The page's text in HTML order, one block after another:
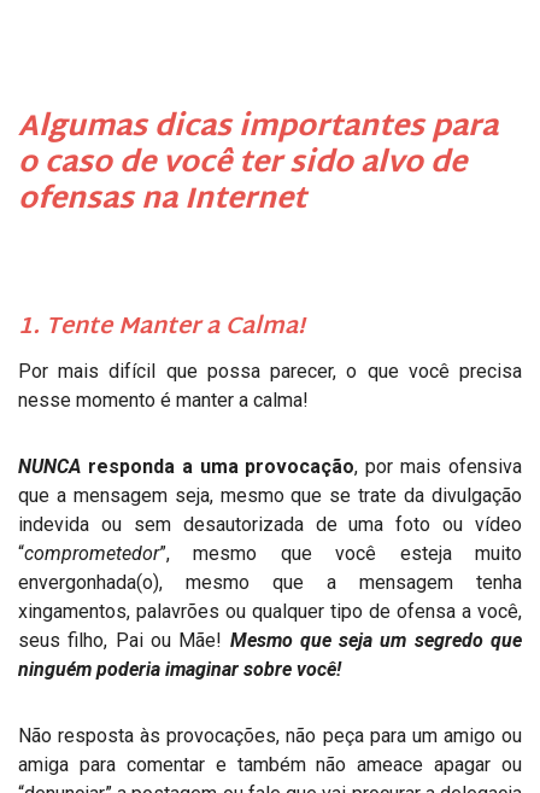
Algumas dicas importantes para
o caso de você ter sido alvo de
ofensas na Internet
1. Tente Manter a Calma!
Por mais difícil que possa parecer, o que você precisa
nesse momento é manter a calma!
NUNCA responda a uma provocação, por mais ofensiva
que a mensagem seja, mesmo que se trate da divulgação
indevida ou sem desautorizada de uma foto ou vídeo
“comprometedor”, mesmo que você esteja muito
envergonhada(o), mesmo que a mensagem tenha
xingamentos, palavrões ou qualquer tipo de ofensa a você,
seus filho, Pai ou Mãe! Mesmo que seja um segredo que
ninguém poderia imaginar sobre você!
Não resposta às provocações, não peça para um amigo ou
amiga para comentar e também não ameace apagar ou